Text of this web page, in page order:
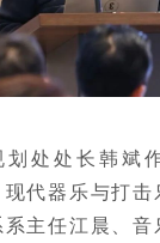
划处处长韩斌
代器乐与打击
主任江晨、音